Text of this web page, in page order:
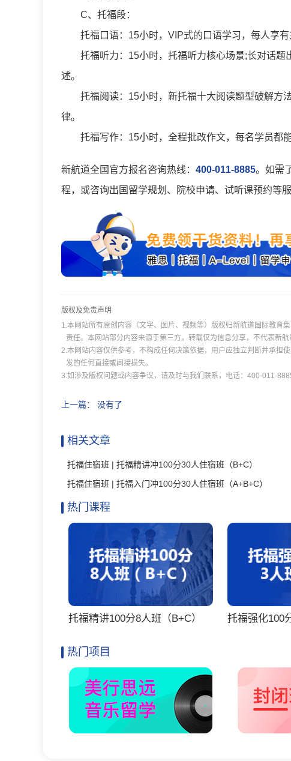
C、托福段：
托福口语：15小时，VIP式的口语学习，每人享有
托福听力：15小时，托福听力核心场景;长对话题
述。
托福阅读：15小时，新托福十大阅读题型破解方
律。
托福写作：15小时，全程批改作文，每名学员都能
新航道全国官方报名咨询热线： 400-011-8885。如需
程，或咨询出国留学规划、院校申请、试听课预约等
版权及免责声明
1.本网站所有原创内容（文字、图片、视频等）版权归新航道国际教育
责任。本网站部分内容来源于第三方，转载仅为信息分享，不代表新
2.本网站内容仅供参考，不构成任何决策依据，用户应独立判断并承担
发的任何直接或间接损失。
3.如涉及版权问题或内容争议，请及时与我们联系，电话：400-011-
上一篇： 没有了
相关文章
托福住宿班 | 托福精讲冲100分30人住宿班（B+C）
托福住宿班 | 托福入门冲100分30人住宿班（A+B+C）
热门课程
托福精讲100分8人班（B+C） 托福强化100
热门项目